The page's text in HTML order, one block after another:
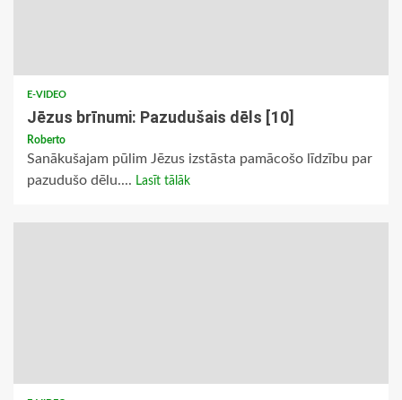
E-VIDEO
Jēzus brīnumi: Pazudušais dēls [10]
Roberto
Sanākušajam pūlim Jēzus izstāsta pamācošo līdzību par
pazudušo dēlu.... Lasīt tālāk